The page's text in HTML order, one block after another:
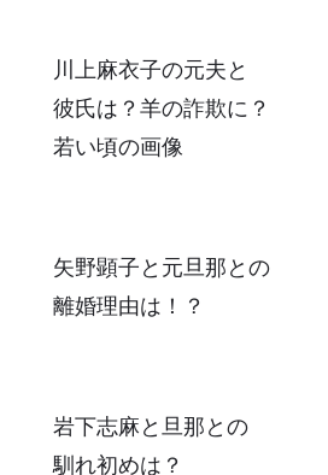
川上麻衣子の元夫と
彼氏は？羊の詐欺に？
若い頃の画像
矢野顕子と元旦那との
離婚理由は！？
岩下志麻と旦那との
馴れ初めは？